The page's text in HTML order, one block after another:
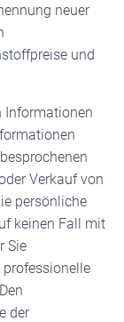
neuer
und
Informationen
Verkauf von
persönliche
keinen Fall mit
Sie
der